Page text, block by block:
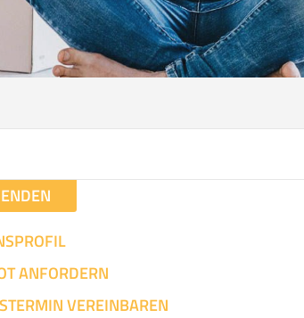
ANFORDERN
VEREINBAREN